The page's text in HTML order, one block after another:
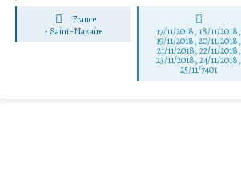
France
- Saint-Nazaire 17/11/2018, 18/11/2018,
19/11/2018, 20/11/2018,
21/11/2018, 22/11/2018,
23/11/2018, 24/11/2018,
25/11/7401